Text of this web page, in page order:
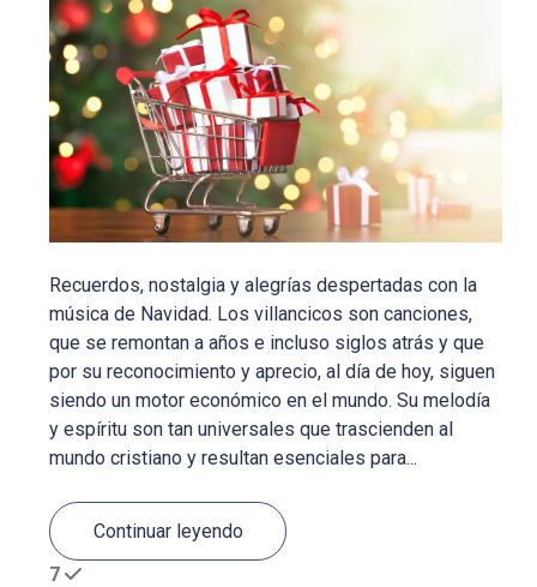
Recuerdos, nostalgia y alegrías despertadas con la
música de Navidad. Los villancicos son canciones,
que se remontan a años e incluso siglos atrás y que
por su reconocimiento y aprecio, al día de hoy, siguen
siendo un motor económico en el mundo. Su melodía
y espíritu son tan universales que trascienden al
mundo cristiano y resultan esenciales para...
Continuar leyendo
7